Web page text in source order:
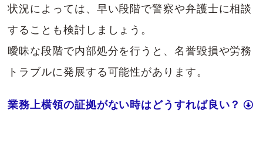
状況によっては、早い段階で警察や弁護士に相談
することも検討しましょう。
曖昧な段階で内部処分を行うと、名誉毀損や労務
トラブルに発展する可能性があります。
業務上横領の証拠がない時はどうすれば良い？